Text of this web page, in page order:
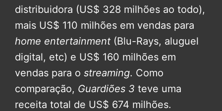
distribuidora (US$ 328 milhões ao todo),
mais US$ 110 milhões em vendas para
home entertainment (Blu-Rays, aluguel
digital, etc) e US$ 160 milhões em
vendas para o streaming. Como
comparação, Guardiões 3 teve uma
receita total de US$ 674 milhões.